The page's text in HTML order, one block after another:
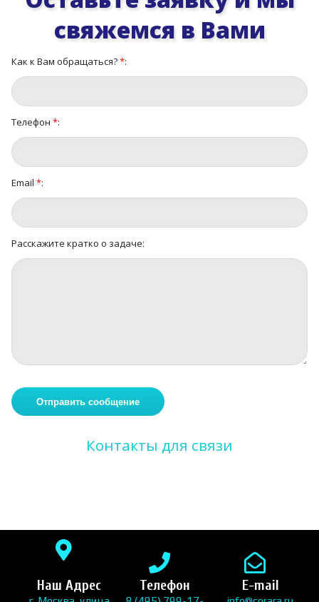
свяжемся в Вами
Как к Вам обращаться?*:
Телефон *:
Email *:
Расскажите кратко о задаче:
Контакты для связи
Наш Адрес Телефон E-mail